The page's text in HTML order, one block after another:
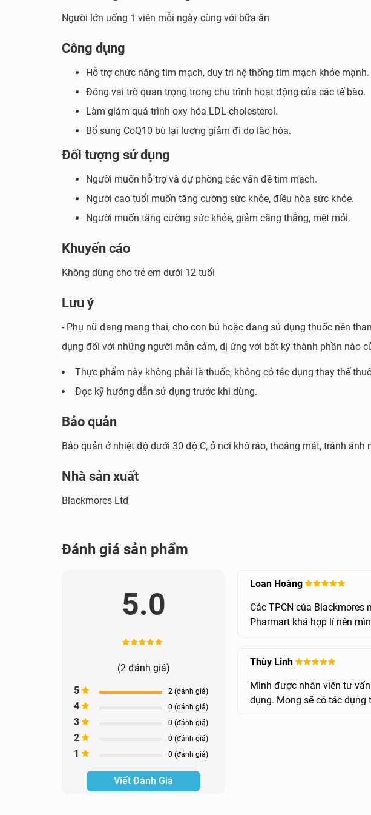
Vì vậy, sử dụng CoQ10 150mg Blackmores đều đặn hàng ngày giúp cải
Chống oxy hóa:
Hoạt động như một chất chống oxy hóa mạnh,
trong cơ thể, duy trì hoạt động khỏe mạnh của các tế bào.
Duy trì sức khỏe tim mạch: Coenzyme Q10 được tìm thấy tập
đóng vai trò thiết yếu giúp tăng cường sức khỏe tim mạch. Việc
tim khỏe mạnh, tăng dẫn máu đến cơ tim, phòng ngừa và giảm
Duy trì mức cholesterol:
mức bình thường và duy trì sức khỏe thành mạch máu.
Giữ làn da trẻ trung:
lượng đường trong máu.
Người lớn uống 1 viên mỗi ngày cùng với bữa ăn
Công dụng
Hỗ trợ chức năng tim mạch, duy trì hệ thống tim mạch khỏe mạnh.
Đóng vai trò quan trọng trong chu trình hoạt động của các tế bào.
Làm giảm quá trình oxy hóa LDL-cholesterol.
Bổ sung CoQ10 bù lại lượng giảm đi do lão hóa.
Đối tượng sử dụng
Người muốn hỗ trợ và dự phòng các vấn đề tim mạch.
Người cao tuổi muốn tăng cường sức khỏe, điều hòa sức khỏe.
Người muốn tăng cường sức khỏe, giảm căng thẳng, mệt mỏi.
Khuyến cáo
Không dùng cho trẻ em dưới 12 tuổi
Lưu ý
- Phụ nữ đang mang thai, cho con bú hoặc đang sử dụng thuốc nên
dụng đối với những người mẫn cảm, dị ứng với bất kỳ thành phần nào
Thực phẩm này không phải là thuốc, không có tác dụng thay thế
Đọc kỹ hướng dẫn sử dụng trước khi dùng.
Bảo quản
Bảo quản ở nhiệt độ dưới 30 độ C, ở nơi khô ráo, thoáng mát, tránh ánh
Nhà sản xuất
Blackmores Ltd
Đánh giá sản phẩm
5.0
(2 đánh giá)
5
2 (đánh giá)
4 0 (đánh giá)
3 0 (đánh giá)
2 0 (đánh giá)
1 0 (đánh giá)
Viết Đánh Giá
Loan Hoàng
Các TPCN của
Pharmart khá hợp lí nên
Thùy Linh
Mình được nhân viên tư
dụng. Mong sẽ có tác dụng